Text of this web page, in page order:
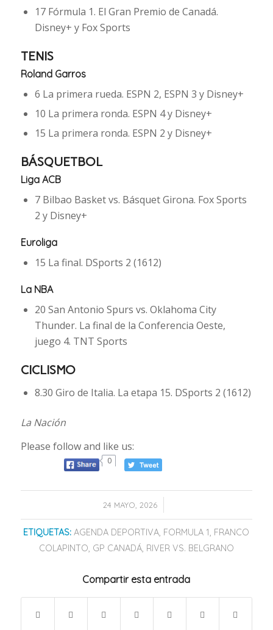
17 Fórmula 1. El Gran Premio de Canadá.
Disney+ y Fox Sports
TENIS
Roland Garros
6 La primera rueda. ESPN 2, ESPN 3 y Disney+
10 La primera ronda. ESPN 4 y Disney+
15 La primera ronda. ESPN 2 y Disney+
BÁSQUETBOL
Liga ACB
7 Bilbao Basket vs. Básquet Girona. Fox Sports
2 y Disney+
Euroliga
15 La final. DSports 2 (1612)
La NBA
20 San Antonio Spurs vs. Oklahoma City
Thunder. La final de la Conferencia Oeste,
juego 4. TNT Sports
CICLISMO
8.30 Giro de Italia. La etapa 15. DSports 2 (1612)
La Nación
Please follow and like us:
0
24 MAYO, 2026
/
ETIQUETAS: AGENDA DEPORTIVA, FORMULA 1, FRANCO
COLAPINTO, GP CANADÁ, RIVER VS. BELGRANO
Compartir esta entrada